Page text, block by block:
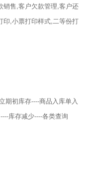
销售,客户欠款管理,客户还
印,小票打印样式,二等份打
期初库存----商品入库单入
库存减少----各类查询